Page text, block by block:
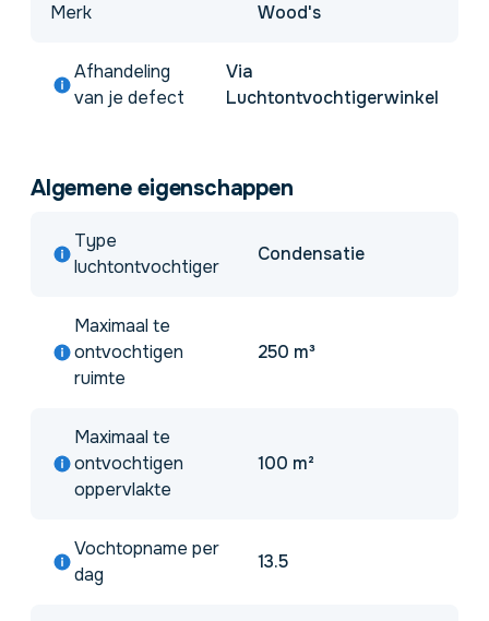
Merk Wood's
Afhandeling
van je defect
Via
Luchtontvochtigerwinkel
Algemene eigenschappen
Type
luchtontvochtiger
Condensatie
Maximaal te
ontvochtigen
ruimte
250 m³
Maximaal te
ontvochtigen
oppervlakte
100 m²
Vochtopname per
dag
13.5